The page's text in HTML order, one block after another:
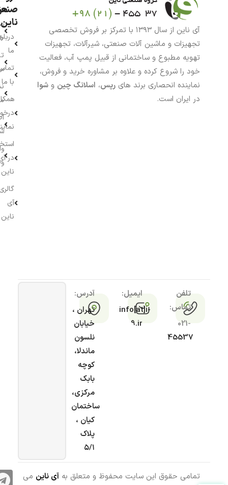
آی ناین از سال ۱۳۹۳ با تمرکز بر فروش تخصصی
تجهیزات و ماشین آلات صنعتی، شیرآلات، تجهیزات
تهویه مطبوع و ساختمانی از قبیل پمپ آب، فعالیت
خود را شروع کرده و علاوه بر مشاوره خرید و فروش،
نماینده انحصاری برند های رپس، اسلانگ چین و شوا
در ایران است.
ناین
ما
با ما
در
ناین
آی
ناین
تلفن
تماس:
021-
45537
ایمیل:
info[at]i-
9.ir
آدرس:
تهران ،
خیابان
نلسون
ماندلا،
کوچه
بابک
مرکزی،
ساختمان
کیان ،
پلاک
۵/۱
تمامی حقوق این سایت محفوظ و متعلق به آی ناین می